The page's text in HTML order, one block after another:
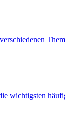
wichtigsten